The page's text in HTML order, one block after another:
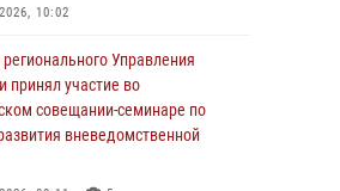
10:02
Управления
принял участие во
совещании-семинаре по
вневедомственной